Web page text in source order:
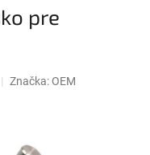
pre
Značka: OEM